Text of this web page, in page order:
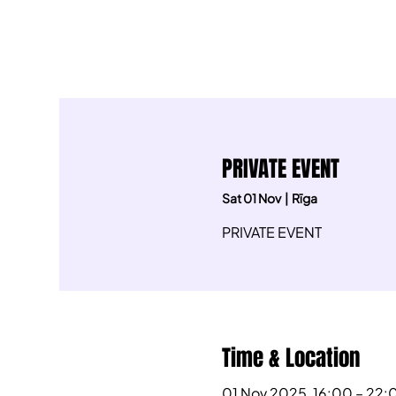
PRIVATE EVENT
Sat 01 Nov
  |
Rīga
PRIVATE EVENT
Time & Location